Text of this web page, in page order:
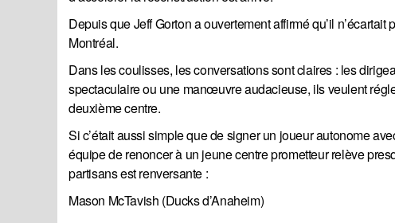
Depuis que Jeff Gorton a ouvertement affirmé qu’il
Montréal.
Dans les coulisses, les conversations sont claires : les
spectaculaire ou une manœuvre audacieuse, ils veulent
deuxième centre.
Si c’était aussi simple que de signer un joueur autonome
équipe de renoncer à un jeune centre prometteur relève
partisans est renversante :
Mason McTavish (Ducks d’Anaheim)